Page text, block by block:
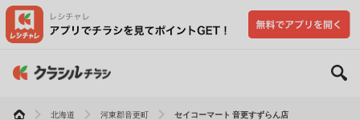
北海道 河東郡音更町 セイコーマート 音更すずらん店